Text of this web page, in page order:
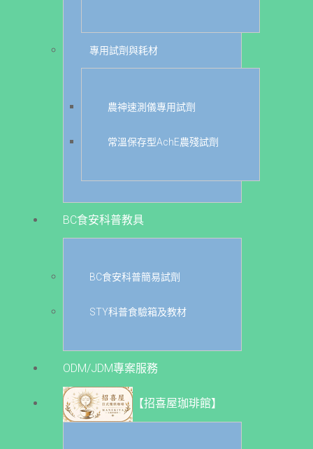
專用試劑與耗材
農神速測儀專用試劑
常溫保存型AchE農殘試劑
BC食安科普教具
BC食安科普簡易試劑
STY科普食驗箱及教材
ODM/JDM專案服務
【招喜屋珈琲館】